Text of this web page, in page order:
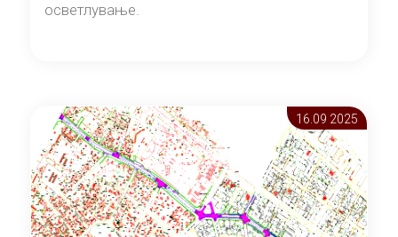
осветлување.
16.09 2025